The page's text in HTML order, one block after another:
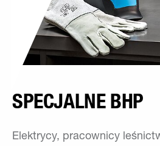
SPECJALNE BHP
Elektrycy, pracownicy